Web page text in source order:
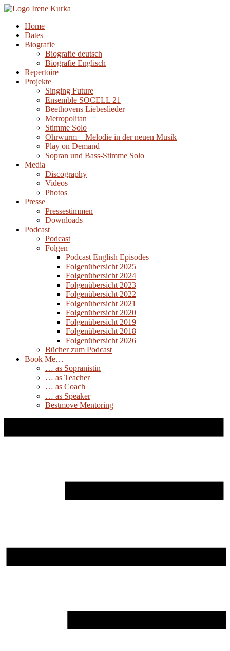
Zum
springenHome
Dates
Biografie
Biografie deutsch
Biografie Englisch
Repertoire
Projekte
Singing Future
Ensemble SOCELL 21
Beethovens Liebeslieder
Metropolitan
Stimme Solo
Ohrwurm – Melodie in der neuen Musik
Play on Demand
Sopran und Bass-Stimme Solo
Media
Discography
Videos
Photos
Presse
Pressestimmen
Downloads
Podcast
Podcast
Folgen
Podcast English Episodes
Folgenübersicht 2025
Folgenübersicht 2024
Folgenübersicht 2023
Folgenübersicht 2022
Folgenübersicht 2021
Folgenübersicht 2020
Folgenübersicht 2019
Folgenübersicht 2018
Folgenübersicht 2026
Bücher zum Podcast
Book Me…
… as Sopranistin
… as Teacher
… as Coach
… as Speaker
Bestmove Mentoring